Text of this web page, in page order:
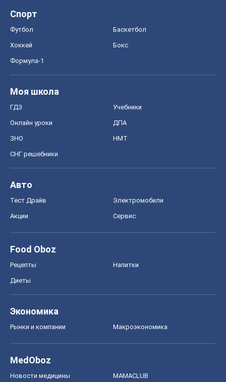
Спорт
Футбол Баскетбол
Хоккей Бокс
Формула-1
Моя школа
ГДЗ Учебники
Онлайн уроки ДПА
ЗНО НМТ
СНГ решебники
Авто
Тест Драйв Электромобили
Акции Сервис
Food Oboz
Рецепты Напитки
Диеты
Экономика
Рынки и компании Mакроэкономика
MedOboz
Новости медицины MAMACLUB